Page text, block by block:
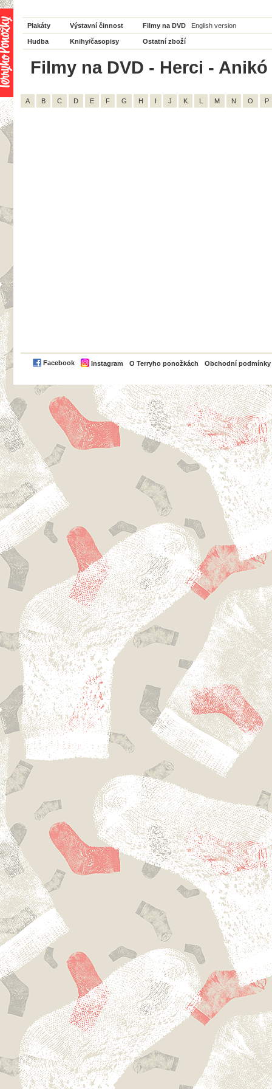
Plakáty Výstavní činnost Filmy na DVD English version
Hudba Knihy/časopisy Ostatní zboží
Filmy na DVD - Herci -
A B C D E F G H I J K L M N O P
Facebook Instagram O Terryho ponožkách Obchodní podmínky
PayPal